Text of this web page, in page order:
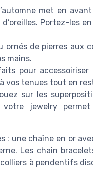
met en
Portez-les
ornés de pierres aux
mains.
pour
vos tenues tout en
sur les
jewelry permet
: une chaîne en or
Les chain
à pendentifs